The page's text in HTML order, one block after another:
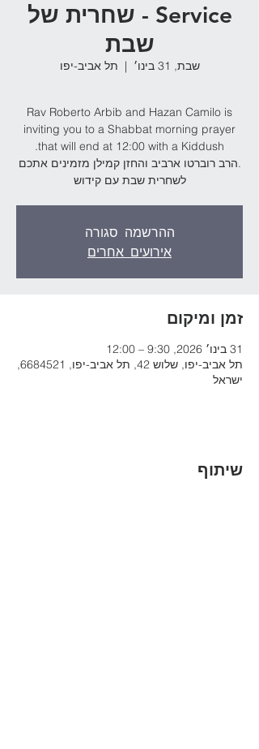
Service - שחרית של
שבת
שבת, 31 בינו׳
  |
תל אביב-יפו
Rav Roberto Arbib and Hazan Camilo is
inviting you to a Shabbat morning prayer
.הרב רוברטו ארביב והחזן קמילן מזמינים אתכם
לשחרית שבת עם קידוש
ההרשמה סגורה
אירועים אחרים
זמן ומיקום
31 בינו׳ 2026, 9:30 – 12:00
תל אביב-יפו, שלוש 42, תל אביב-יפו, 6684521,
ישראל
שיתוף